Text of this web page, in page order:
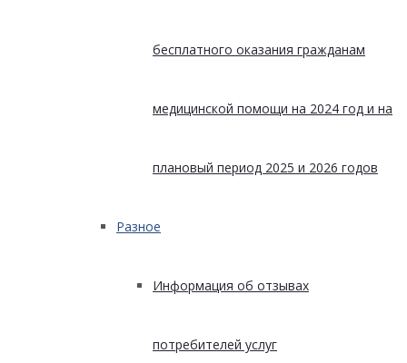
бесплатного оказания гражданам
медицинской помощи на 2024 год и на
плановый период 2025 и 2026 годов
Разное
Информация об отзывах
потребителей услуг